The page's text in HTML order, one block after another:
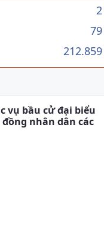
2
79
212.859
vụ bầu cử đại biểu
nhân dân các